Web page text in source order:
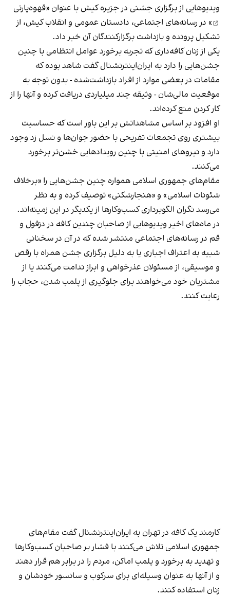
ویدیوهایی از برگزاری جشنی در جزیره کیش با عنوان «قهوه‌پارتی
» در رسانه‌های اجتماعی، دادستان عمومی و انقلاب کیش، از
تشکیل پرونده و بازداشت برگزارکنندگان آن خبر داد.
یکی از زنان کافه‌داری که تجربه برخورد عوامل انتظامی با چنین
جشن‌هایی را دارد به ایران‌اینترنشنال گفت شاهد بوده که
مقامات در بعضی موارد از افراد بازداشت‌‌شده - بدون توجه به
موقعیت مالی‌شان - وثیقه چند میلیاردی دریافت کرده و آنها را از
کار کردن منع کرده‌اند.
او افزود بر اساس مشاهداتش بر این باور است که حساسیت
بیشتری روی تجمعات تفریحی با حضور جوان‌ها و نسل زد وجود
دارد و نیروهای امنیتی با چنین رویدادهایی خشن‌تر برخورد
می‌کنند.
مقام‌های جمهوری اسلامی همواره چنین جشن‌هایی را «برخلاف
شئونات اسلامی» و «هنجارشکنی» توصیف کرده و به نظر
می‌رسد نگران الگوبرداری کسب‌وکارها از یکدیگر در این زمینه‌اند.
در ماه‌های اخیر ویدیوهایی از صاحبان چندین کافه در دزفول و
قم در رسانه‌های اجتماعی منتشر شده که در آن در سخنانی
شبیه به اعتراف اجباری یا به دلیل برگزاری جشن همراه با رقص
و موسیقی، از مسئولان عذرخواهی و ابراز ندامت می‌کنند یا از
مشتریان خود می‌خواهند برای جلوگیری از پلمب شدن، حجاب را
رعایت کنند.
کارمند یک کافه در تهران به ایران‌اینترنشنال گفت مقام‌های
جمهوری اسلامی تلاش می‌کنند با فشار بر صاحبان کسب‌وکارها
و تهدید به برخورد و پلمب اماکن، مردم را در برابر هم قرار دهند
و از آنها به عنوان وسیله‌ای برای سرکوب و سانسور خودشان و
زنان استفاده کنند.